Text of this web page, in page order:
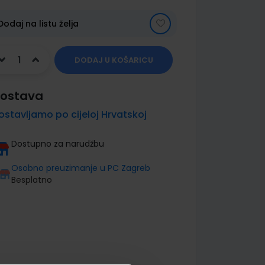
na listu želja
DODAJ U KOŠARICU
po cijeloj Hrvatskoj
Dostupno za narudžbu
Osobno preuzimanje u PC Zagreb
Besplatno